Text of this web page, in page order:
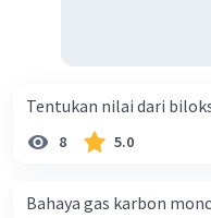
Tentukan nilai dari
8 5.0
Bahaya gas karbon